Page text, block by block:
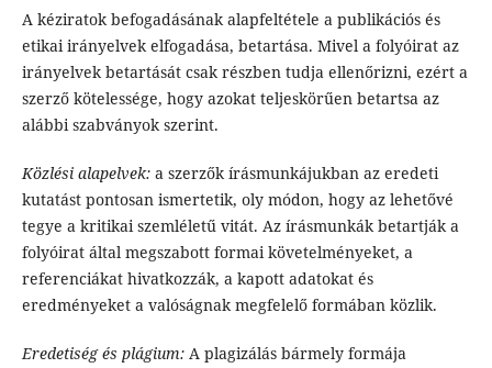
A kéziratok befogadásának alapfeltétele a publikációs és
etikai irányelvek elfogadása, betartása. Mivel a folyóirat az
irányelvek betartását csak részben tudja ellenőrizni, ezért a
szerző kötelessége, hogy azokat teljeskörűen betartsa az
alábbi szabványok szerint.
Közlési alapelvek:a szerzők írásmunkájukban az eredeti
kutatást pontosan ismertetik, oly módon, hogy az lehetővé
tegye a kritikai szemléletű vitát. Az írásmunkák betartják a
folyóirat által megszabott formai követelményeket, a
referenciákat hivatkozzák, a kapott adatokat és
eredményeket a valóságnak megfelelő formában közlik.
Eredetiség és plágium:A plagizálás bármely formája